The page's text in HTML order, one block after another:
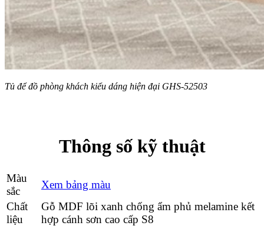
Tủ để đồ phòng khách kiểu dáng hiện đại GHS-52503
Thông số kỹ thuật
Màu
sắc
Xem bảng màu
Chất
liệu
Gỗ MDF lõi xanh chống ẩm phủ melamine kết
hợp cánh sơn cao cấp S8